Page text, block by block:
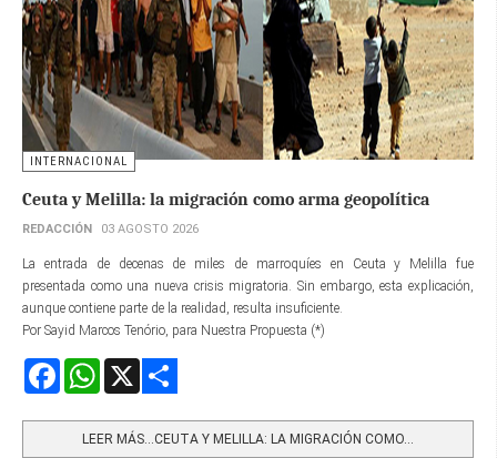
INTERNACIONAL
Ceuta y Melilla: la migración como arma geopolítica
REDACCIÓN 03 AGOSTO 2026
La entrada de decenas de miles de marroquíes en Ceuta y Melilla fue
presentada como una nueva crisis migratoria. Sin embargo, esta explicación,
aunque contiene parte de la realidad, resulta insuficiente.
Por Sayid Marcos Tenório, para Nuestra Propuesta (*)
FacebookWhatsApp
LEER MÁS…CEUTA Y MELILLA: LA MIGRACIÓN COMO...